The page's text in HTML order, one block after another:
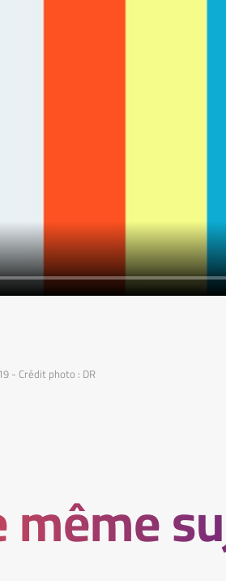
- Crédit photo : DR
même